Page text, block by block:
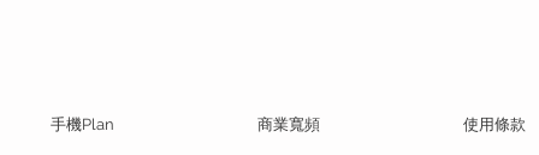
手機Plan 商業寬頻 使用條款